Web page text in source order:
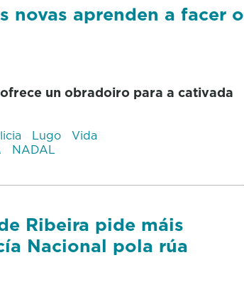
novas aprenden a facer o
un obradoiro para a cativada
Lugo
Vida
NADAL
Ribeira pide máis
Nacional pola rúa